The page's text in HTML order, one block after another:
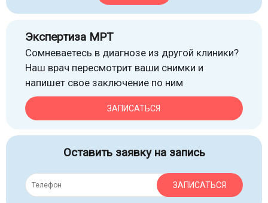
Экспертиза МРТ
Сомневаетесь в диагнозе из другой клиники?
Наш врач пересмотрит ваши снимки и
напишет свое заключение по ним
ЗАПИСАТЬСЯ
Оставить заявку на запись
ЗАПИСАТЬСЯ